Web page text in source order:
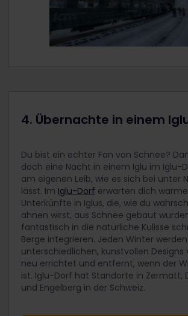
4. Übernachte in einem
Du bist ein echter Fan von Schnee?
doch eine Nacht in einem Iglu im Iglu-
am eigenen Leib, wie es sich bei unter
lässt. Im Iglu-Dorf erwarten dich
Unterkünfte in Iglus, die, wie du
ahnen wirst, aus Schnee gebaut
fantastisch in die natürliche Kulisse
Berge integrieren. Jeden Winter
unterschiedlichen, kunstvollen Designs
neu errichtet und entfernt, wenn der
ist. Iglu-Dorf hat Standorte in Zermatt,
und Engelberg in der Schweiz.